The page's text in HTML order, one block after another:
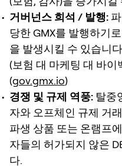
거버넌스 희석 / 발행:
당한 GMX를 발행하기
을 발생시킬 수 있습니
(보험 대 마케팅 대 바이
(gov.gmx.io)
경쟁 및 규제 역풍: 탈중
자와 오프체인 규제 거
파생 상품 또는 온램프
자들의 허가되지 않은
다.